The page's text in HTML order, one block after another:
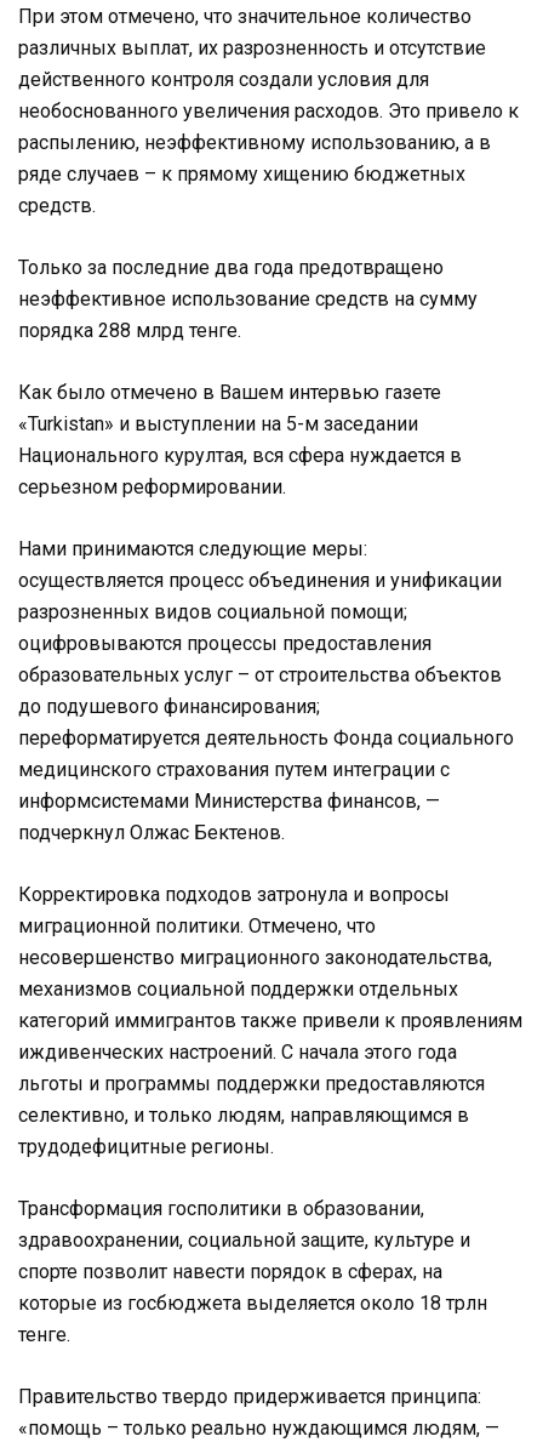
При этом отмечено, что значительное количество
различных выплат, их разрозненность и отсутствие
действенного контроля создали условия для
необоснованного увеличения расходов. Это привело к
распылению, неэффективному использованию, а в
ряде случаев – к прямому хищению бюджетных
средств.
Только за последние два года предотвращено
неэффективное использование средств на сумму
порядка 288 млрд тенге.
Как было отмечено в Вашем интервью газете
«Turkistan» и выступлении на 5-м заседании
Национального курултая, вся сфера нуждается в
серьезном реформировании.
Нами принимаются следующие меры:
осуществляется процесс объединения и унификации
разрозненных видов социальной помощи;
оцифровываются процессы предоставления
образовательных услуг – от строительства объектов
до подушевого финансирования;
переформатируется деятельность Фонда социального
медицинского страхования путем интеграции с
информсистемами Министерства финансов, —
подчеркнул Олжас Бектенов.
Корректировка подходов затронула и вопросы
миграционной политики. Отмечено, что
несовершенство миграционного законодательства,
механизмов социальной поддержки отдельных
категорий иммигрантов также привели к проявлениям
иждивенческих настроений. С начала этого года
льготы и программы поддержки предоставляются
селективно, и только людям, направляющимся в
трудодефицитные регионы.
Трансформация госполитики в образовании,
здравоохранении, социальной защите, культуре и
спорте позволит навести порядок в сферах, на
которые из госбюджета выделяется около 18 трлн
тенге.
Правительство твердо придерживается принципа:
«помощь – только реально нуждающимся людям, —